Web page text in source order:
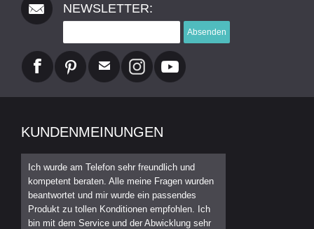
NEWSLETTER:
Absenden
KUNDENMEINUNGEN
Ich wurde am Telefon sehr freundlich und
kompetent beraten. Alle meine Fragen wurden
beantwortet und mir wurde ein passendes
Produkt zu tollen Konditionen empfohlen. Ich
bin mit dem Service und der Abwicklung sehr